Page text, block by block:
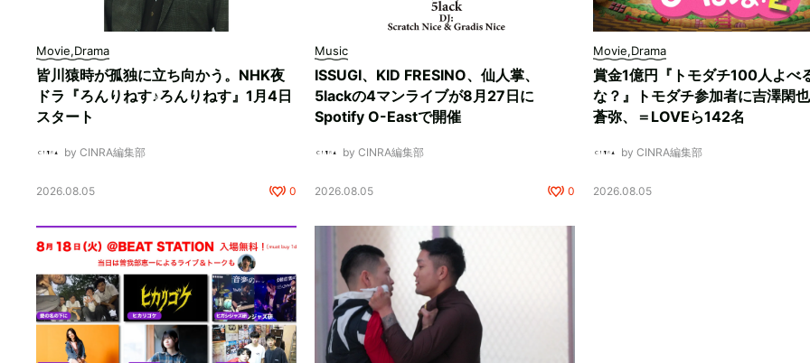
Movie,Drama
皆川猿時が孤独に立ち向かう。NHK夜
ドラ『ろんりねす♪ろんりねす』1月4日
スタート
by CINRA編集部
2026.08.05 0
Music
ISSUGI、KID FRESINO、仙人掌、
5lackの4マンライブが8月27日に
Spotify O-Eastで開催
by CINRA編集部
2026.08.05 0
Movie,Drama
賞金1億円『トモダチ100人よべ
な？』トモダチ参加者に吉澤閑
蒼弥、＝LOVEら142名
by CINRA編集部
2026.08.05